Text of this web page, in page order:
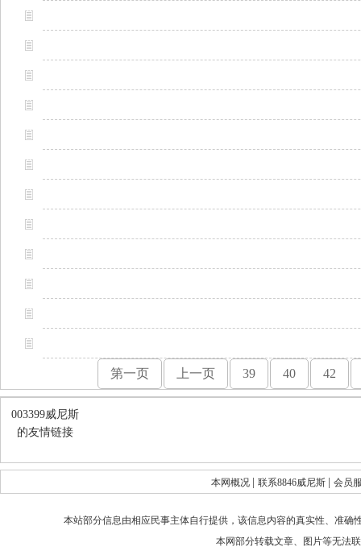
第一页 上一页 39 40 42
003399威尼斯
的友情链接
本网概况 联系8846威尼斯 会员
本站部分信息由相应民事主体自行提供，该信息内容的真实性、准确
本网部分转载文章、图片等无法